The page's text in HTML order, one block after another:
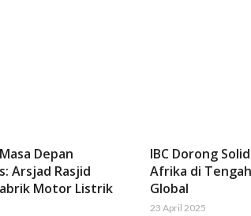
Depan
Arsjad Rasjid
Motor Listrik
IBC Dorong
Afrika di
Global
23 April 2025